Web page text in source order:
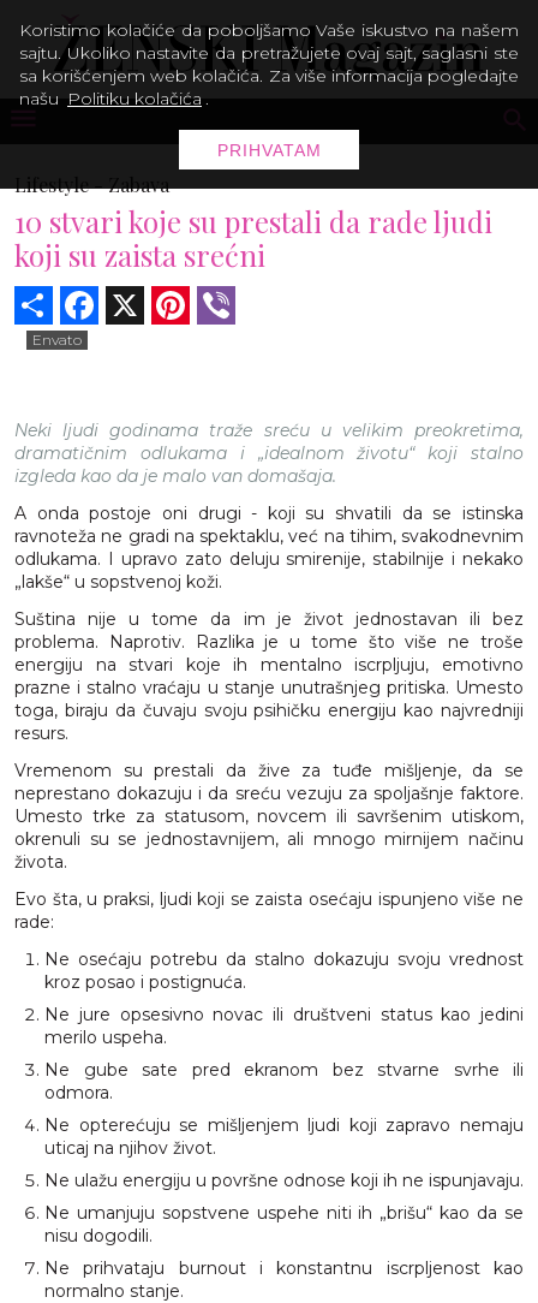
Lifestyle -Zabava
10 stvari koje su prestali da rade ljudi
koji su zaista srećni
Share Facebook Pinterest
Envato
Neki ljudi godinama traže sreću u velikim preokretima,
dramatičnim odlukama i „idealnom životu“ koji stalno
izgleda kao da je malo van domašaja.
A onda postoje oni drugi - koji su shvatili da se istinska
ravnoteža ne gradi na spektaklu, već na tihim, svakodnevnim
odlukama. I upravo zato deluju smirenije, stabilnije i nekako
„lakše“ u sopstvenoj koži.
Suština nije u tome da im je život jednostavan ili bez
problema. Naprotiv. Razlika je u tome što više ne troše
energiju na stvari koje ih mentalno iscrpljuju, emotivno
prazne i stalno vraćaju u stanje unutrašnjeg pritiska. Umesto
toga, biraju da čuvaju svoju psihičku energiju kao najvredniji
resurs.
Vremenom su prestali da žive za tuđe mišljenje, da se
neprestano dokazuju i da sreću vezuju za spoljašnje faktore.
Umesto trke za statusom, novcem ili savršenim utiskom,
okrenuli su se jednostavnijem, ali mnogo mirnijem načinu
života.
Evo šta, u praksi, ljudi koji se zaista osećaju ispunjeno više ne
rade:
Ne osećaju potrebu da stalno dokazuju svoju vrednost
kroz posao i postignuća.
Ne jure opsesivno novac ili društveni status kao jedini
merilo uspeha.
Ne gube sate pred ekranom bez stvarne svrhe ili
odmora.
Ne opterećuju se mišljenjem ljudi koji zapravo nemaju
uticaj na njihov život.
Ne ulažu energiju u površne odnose koji ih ne ispunjavaju.
Ne umanjuju sopstvene uspehe niti ih „brišu“ kao da se
nisu dogodili.
Ne prihvataju burnout i konstantnu iscrpljenost kao
normalno stanje.
Koristimo kolačiće da poboljšamo Vaše iskustvo na našem
sajtu. Ukoliko nastavite da pretražujete ovaj sajt, saglasni ste
sa korišćenjem web kolačića. Za više informacija pogledajte
našu Politiku kolačića .
PRIHVATAM